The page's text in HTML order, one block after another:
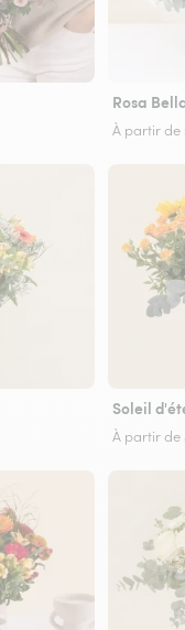
Rosa
À partir de
Soleil
À partir de